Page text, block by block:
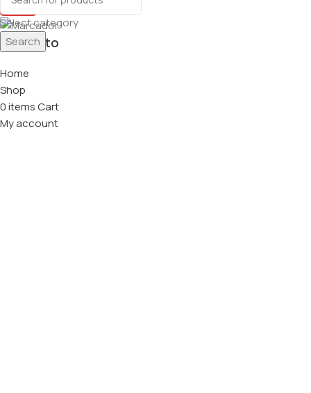
Select category
Search
Accept
Producto
Home
Shop
0itemsCart
My account